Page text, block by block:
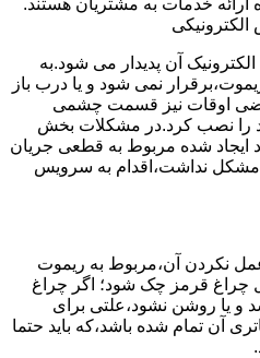
ارائه خدمات به مشتریان هستند.
آن پدیدار می شود.به
نمی شود و یا درب باز
اوقات نیز قسمت چشمی
را نصب کرد.در مشکلات بخش
ایجاد شده مربوط به قطعی جریان
مشکل نداشت،اقدام به سرویس
نکردن آن،مربوط به ریموت
چراغ قرمز چک شود؛ اگر چراغ
و یا روشن نشود،علتی برای
آن تمام شده باشد،که باید حتما